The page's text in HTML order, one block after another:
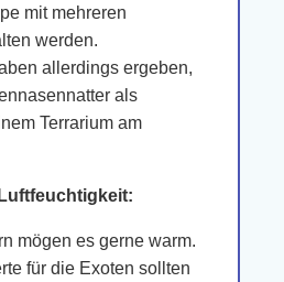
mit mehreren
werden.
allerdings ergeben,
als
Terrarium am
mögen es gerne warm.
für die Exoten sollten